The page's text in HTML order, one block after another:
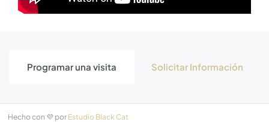
Programar una visita Solicitar Información
Hecho con 💜 por Estudio Black Cat